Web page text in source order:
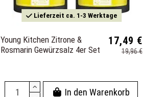
Lieferzeit ca. 1-3 Werktage
Young Kitchen Zitrone &
Rosmarin Gewürzsalz 4er Set
17,49 €
19,96 €
In den Warenkorb